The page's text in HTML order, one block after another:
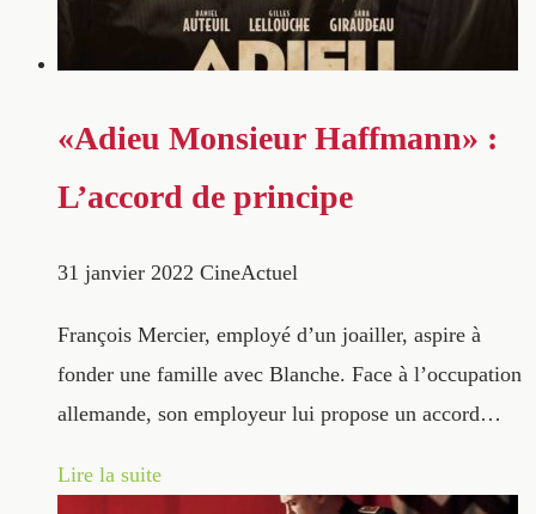
«Adieu Monsieur Haffmann» :
L’accord de principe
31 janvier 2022 CineActuel
François Mercier, employé d’un joailler, aspire à
fonder une famille avec Blanche. Face à l’occupation
allemande, son employeur lui propose un accord…
Lire la suite